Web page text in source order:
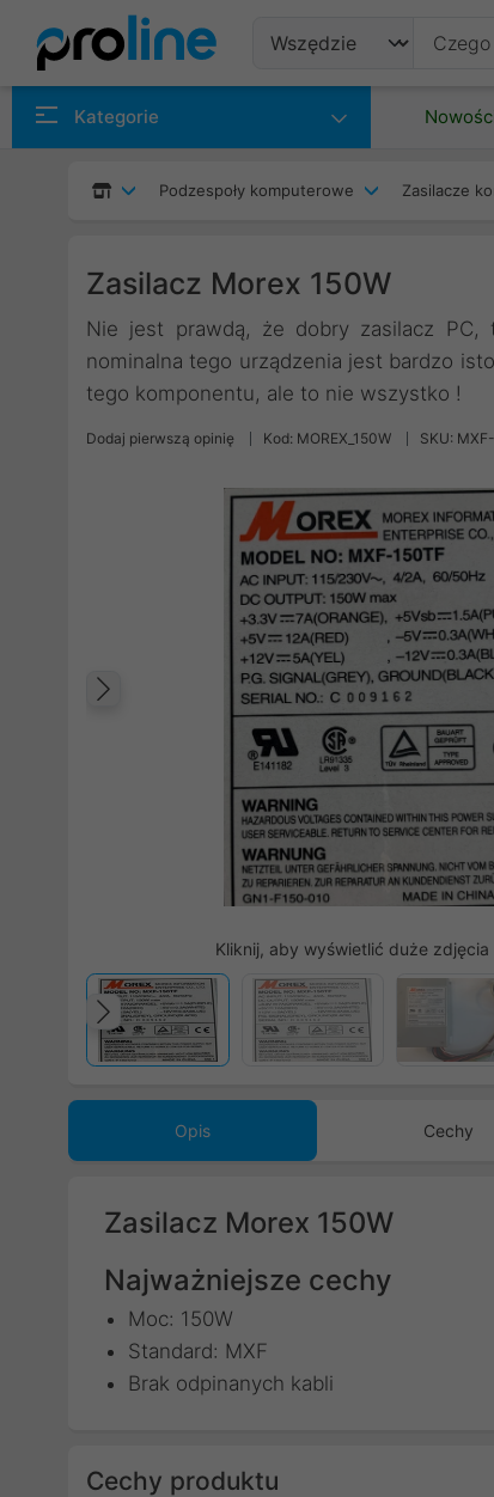
Kategorie
Podzespoły komputerowe Zasilacze
Zasilacz Morex 150W
Nie jest prawdą, że dobry zasilacz
nominalna tego urządzenia jest bardzo
tego komponentu, ale to nie wszystko !
Dodaj pierwszą opinię Kod: MOREX_150W SKU:
Poprzedni
Kliknij, aby wyświetlić duże
Poprzedni
Opis Cechy
Zasilacz Morex 150W
Najważniejsze cechy
Moc: 150W
Standard: MXF
Brak odpinanych kabli
Cechy produktu